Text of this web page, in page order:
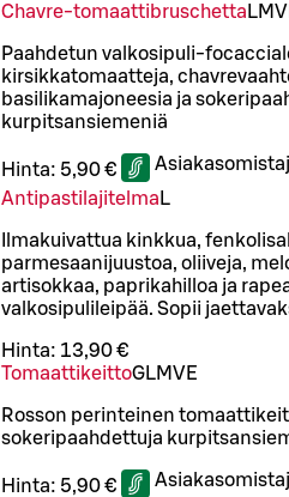
Chavre-tomaattibruschetta LM
Paahdetun valkosipuli-
kirsikkatomaatteja,
basilikamajoneesia ja
kurpitsansiemeniä
Hinta: 5,90 €
Antipastilajitelma L
Ilmakuivattua kinkkua,
parmesaanijuustoa, oliiveja,
artisokkaa, paprikahilloa ja
valkosipulileipää. Sopii
Hinta: 13,90 €
TomaattikeittoGLMVE
Rosson perinteinen
sokeripaahdettuja
Hinta: 5,90 €